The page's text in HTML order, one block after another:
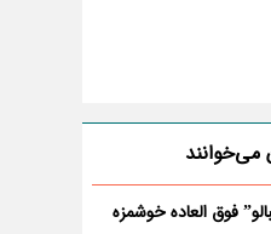
می‌خوانند
فوق العاده خوشمزه